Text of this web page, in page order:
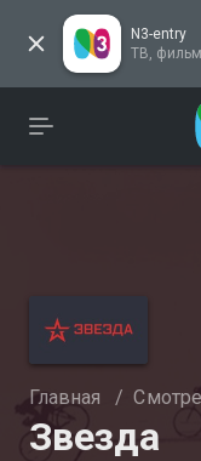
N3-entry
ТВ,
Главная /
Звезда